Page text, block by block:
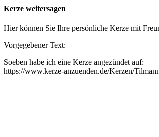
Kerze weitersagen
Hier können Sie Ihre persönliche Kerze mit
Vorgegebener Text:
Soeben habe ich eine Kerze angezündet auf:
https://www.kerze-anzuenden.de/Kerzen/